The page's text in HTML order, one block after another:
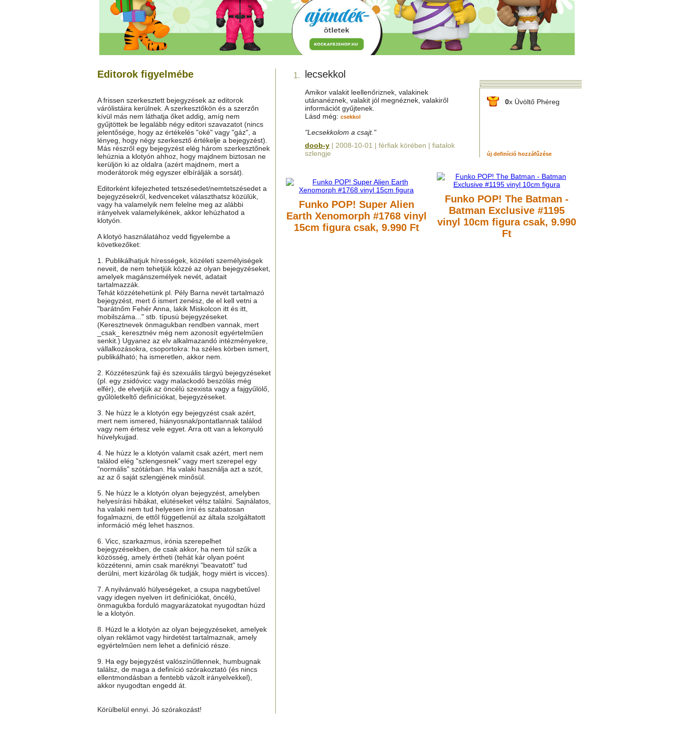
Editorok figyelmébe
A frissen szerkesztett bejegyzések az editorok
várólistáira kerülnek. A szerkesztőkön és a szerzőn
kívül más nem láthatja őket addig, amíg nem
gyűjtöttek be legalább négy editori szavazatot (nincs
jelentősége, hogy az értékelés "oké" vagy "gáz", a
lényeg, hogy négy szerkesztő értékelje a bejegyzést).
Más részről egy bejegyzést elég három szerkesztőnek
lehúznia a klotyón ahhoz, hogy majdnem biztosan ne
kerüljön ki az oldalra (azért majdnem, mert a
moderátorok még egyszer elbírálják a sorsát).
Editorként kifejezheted tetszésedet/nemtetszésedet a
bejegyzésekről, kedvenceket választhatsz közülük,
vagy ha valamelyik nem felelne meg az alábbi
irányelvek valamelyikének, akkor lehúzhatod a
klotyón.
A klotyó használatához vedd figyelembe a
következőket:
1. Publikálhatjuk hírességek, közéleti személyiségek
neveit, de nem tehetjük közzé az olyan bejegyzéseket,
amelyek magánszemélyek nevét, adatait
tartalmazzák.
Tehát közzétehetünk pl. Pély Barna nevét tartalmazó
bejegyzést, mert ő ismert zenész, de el kell vetni a
"barátnőm Fehér Anna, lakik Miskolcon itt és itt,
mobilszáma..." stb. típusú bejegyzéseket.
(Keresztnevek önmagukban rendben vannak, mert
_csak_ keresztnév még nem azonosít egyértelműen
senkit.) Ugyanez az elv alkalmazandó intézményekre,
vállalkozásokra, csoportokra: ha széles körben ismert,
publikálható; ha ismeretlen, akkor nem.
2. Közzéteszünk faji és szexuális tárgyú bejegyzéseket
(pl. egy zsidóvicc vagy malackodó beszólás még
elfér), de elvetjük az öncélú szexista vagy a fajgyűlölő,
gyűlöletkeltő definíciókat, bejegyzéseket.
3. Ne húzz le a klotyón egy bejegyzést csak azért,
mert nem ismered, hiányosnak/pontatlannak találod
vagy nem értesz vele egyet. Arra ott van a lekonyuló
hüvelykujjad.
4. Ne húzz le a klotyón valamit csak azért, mert nem
találod elég "szlengesnek" vagy mert szerepel egy
"normális" szótárban. Ha valaki használja azt a szót,
az az ő saját szlengjének minősül.
5. Ne húzz le a klotyón olyan bejegyzést, amelyben
helyesírási hibákat, elütéseket vélsz találni. Sajnálatos,
ha valaki nem tud helyesen írni és szabatosan
fogalmazni, de ettől függetlenül az általa szolgáltatott
információ még lehet hasznos.
6. Vicc, szarkazmus, irónia szerepelhet
bejegyzésekben, de csak akkor, ha nem túl szűk a
közösség, amely értheti (tehát kár olyan poént
közzétenni, amin csak maréknyi "beavatott" tud
derülni, mert kizárólag ők tudják, hogy miért is vicces).
7. A nyilvánvaló hülyeségeket, a csupa nagybetűvel
vagy idegen nyelven írt definíciókat, öncélú,
önmagukba forduló magyarázatokat nyugodtan húzd
le a klotyón.
8. Húzd le a klotyón az olyan bejegyzéseket, amelyek
olyan reklámot vagy hirdetést tartalmaznak, amely
egyértelműen nem lehet a definíció része.
9. Ha egy bejegyzést valószínűtlennek, humbugnak
találsz, de maga a definíció szórakoztató (és nincs
ellentmondásban a fentebb vázolt irányelvekkel),
akkor nyugodtan engedd át.
Körülbelül ennyi. Jó szórakozást!
1. lecsekkol
Amikor valakit leellenőriznek, valakinek
utánanéznek, valakit jól megnéznek, valakiről
információt gyűjtenek.
Lásd még: csekkol
"Lecsekkolom a csajt."
0x Üvöltő Phéreg
doob-y | 2008-10-01 | férfiak körében | fiatalok
szlengje
új definíció hozzáfűzése
Funko POP! Super Alien
Earth Xenomorph #1768 vinyl
15cm figuracsak, 9.990 Ft
Funko POP! The Batman -
Batman Exclusive #1195
vinyl 10cm figuracsak, 9.990
Ft